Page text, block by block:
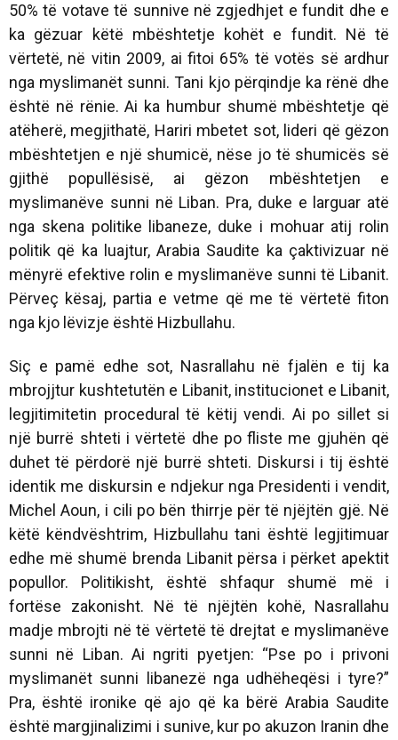
50% të votave të sunnive në zgjedhjet e fundit dhe e
ka gëzuar këtë mbështetje kohët e fundit. Në të
vërtetë, në vitin 2009, ai fitoi 65% të votës së ardhur
nga myslimanët sunni. Tani kjo përqindje ka rënë dhe
është në rënie. Ai ka humbur shumë mbështetje që
atëherë, megjithatë, Hariri mbetet sot, lideri që gëzon
mbështetjen e një shumicë, nëse jo të shumicës së
gjithë popullësisë, ai gëzon mbështetjen e
myslimanëve sunni në Liban. Pra, duke e larguar atë
nga skena politike libaneze, duke i mohuar atij rolin
politik që ka luajtur, Arabia Saudite ka çaktivizuar në
mënyrë efektive rolin e myslimanëve sunni të Libanit.
Përveç kësaj, partia e vetme që me të vërtetë fiton
nga kjo lëvizje është Hizbullahu.
Siç e pamë edhe sot, Nasrallahu në fjalën e tij ka
mbrojjtur kushtetutën e Libanit, institucionet e Libanit,
legjitimitetin procedural të këtij vendi. Ai po sillet si
një burrë shteti i vërtetë dhe po fliste me gjuhën që
duhet të përdorë një burrë shteti. Diskursi i tij është
identik me diskursin e ndjekur nga Presidenti i vendit,
Michel Aoun, i cili po bën thirrje për të njëjtën gjë. Në
këtë këndvështrim, Hizbullahu tani është legjitimuar
edhe më shumë brenda Libanit përsa i përket apektit
popullor. Politikisht, është shfaqur shumë më i
fortëse zakonisht. Në të njëjtën kohë, Nasrallahu
madje mbrojti në të vërtetë të drejtat e myslimanëve
sunni në Liban. Ai ngriti pyetjen: “Pse po i privoni
myslimanët sunni libanezë nga udhëheqësi i tyre?”
Pra, është ironike që ajo që ka bërë Arabia Saudite
është margjinalizimi i sunive, kur po akuzon Iranin dhe